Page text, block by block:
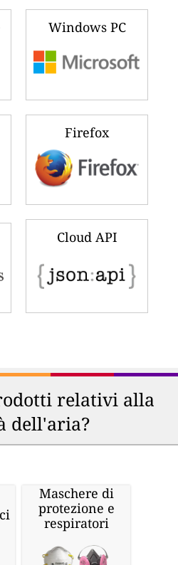
Windows PC
Firefox
Cloud API
relativi alla
dell'aria?
Maschere di
protezione e
respiratori